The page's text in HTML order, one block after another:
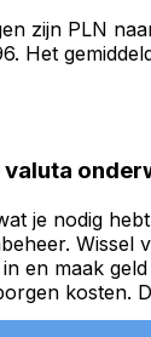
zijn PLN
Het
valuta
je nodig
Wissel
en maak
kosten.